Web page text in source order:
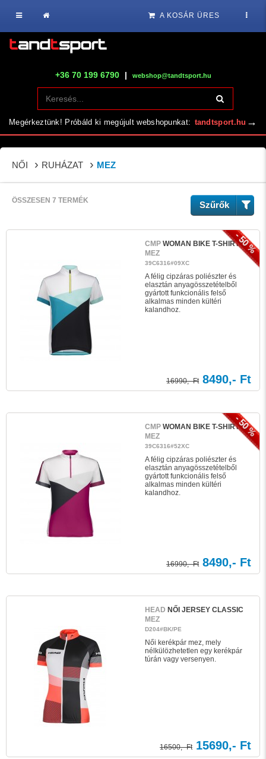
+36 70 199 6790 | webshop@tandtsport.hu
A KOSÁR ÜRES
Megérkeztünk! Próbáld ki megújult webshopunkat: tandtsport.hu →
NŐI RUHÁZAT MEZ
Szűrők
ÖSSZESEN 7 TERMÉK
- 50 %
CMP WOMAN BIKE T-SHIRT
MEZ
39C6316#09XC
A félig cipzáras poliészter és
elasztán anyagösszetételből
gyártott funkcionális felső
alkalmas minden kültéri
kalandhoz.
16990,- Ft 8490,- Ft
- 50 %
CMP WOMAN BIKE T-SHIRT
MEZ
39C6316#52XC
A félig cipzáras poliészter és
elasztán anyagösszetételből
gyártott funkcionális felső
alkalmas minden kültéri
kalandhoz.
16990,- Ft 8490,- Ft
HEAD NŐI JERSEY CLASSIC
MEZ
D204#BK/PE
Női kerékpár mez, mely
nélkülözhetetlen egy kerékpár
túrán vagy versenyen.
16500,- Ft 15690,- Ft